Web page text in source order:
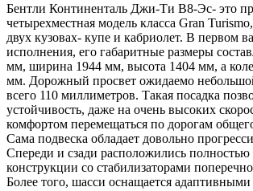
Бентли Континенталь Джи-Ти В8-Эс- это
четырехместная модель класса Gran
двух кузовах- купе и кабриолет. В первом
исполнения, его габаритные размеры
мм, ширина 1944 мм, высота 1404 мм, а
мм. Дорожный просвет ожидаемо
всего 110 миллиметров. Такая посадка
устойчивость, даже на очень высоких
комфортом перемещаться по дорогам
Сама подвеска обладает довольно
Спереди и сзади расположились
конструкции со стабилизаторами
Более того, шасси оснащается